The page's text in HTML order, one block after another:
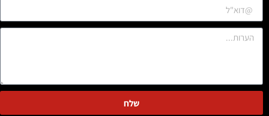
שלח